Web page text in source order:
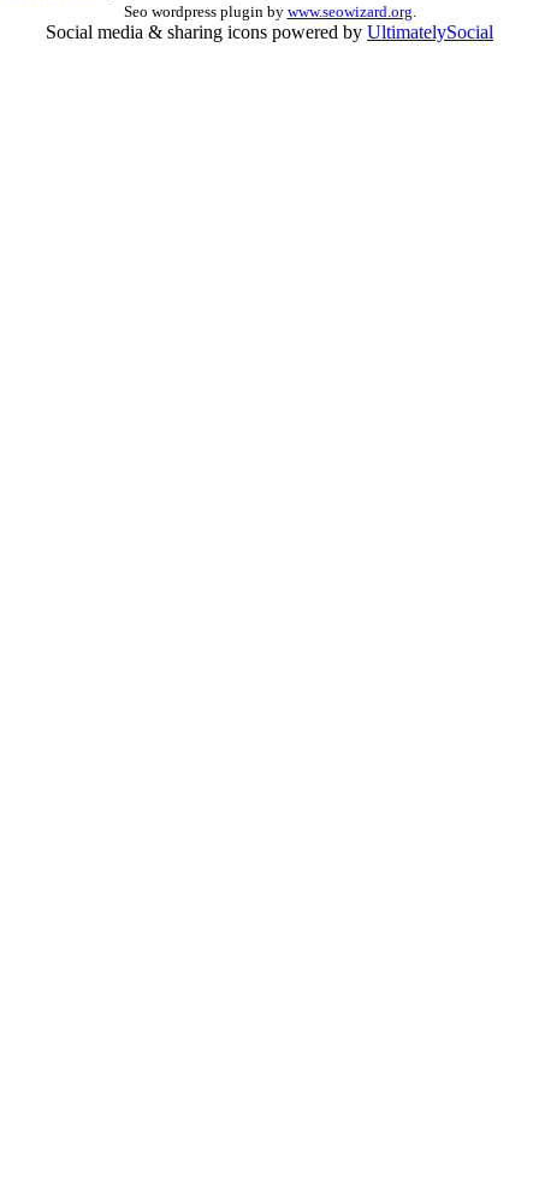
Seo wordpress plugin by www.seowizard.org
Social media & sharing icons powered by UltimatelySocial